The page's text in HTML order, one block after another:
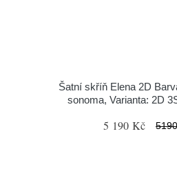
Šatní skříň Elena 2D
sonoma, Varianta: 2D
5 190 Kč